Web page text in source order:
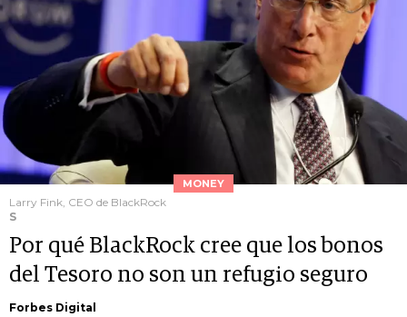
MONEY
Larry Fink, CEO de BlackRock
S
Por qué BlackRock cree que los bonos
del Tesoro no son un refugio seguro
Forbes Digital